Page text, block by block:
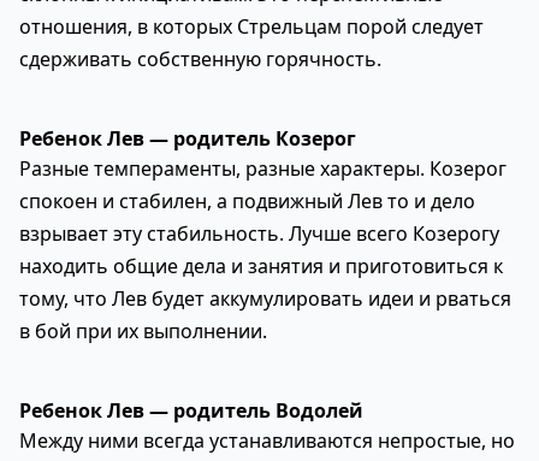
отношения, в которых Стрельцам порой следует
сдерживать собственную горячность.
Ребенок Лев — родитель Козерог
Разные темпераменты, разные характеры. Козерог
спокоен и стабилен, а подвижный Лев то и дело
взрывает эту стабильность. Лучше всего Козерогу
находить общие дела и занятия и приготовиться к
тому, что Лев будет аккумулировать идеи и рваться
в бой при их выполнении.
Ребенок Лев — родитель Водолей
Между ними всегда устанавливаются непростые, но